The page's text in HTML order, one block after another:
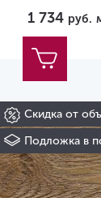
1 734 руб.
Скидка от
Подложка в